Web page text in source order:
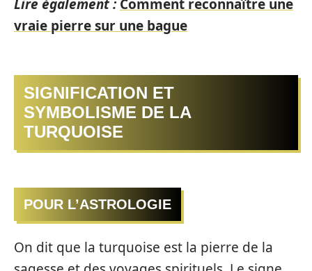
Lire également : Comment reconnaître une
vraie pierre sur une bague
SIGNIFICATION ET
SYMBOLISME DE LA
TURQUOISE
POUR L’ASTROLOGIE
On dit que la turquoise est la pierre de la